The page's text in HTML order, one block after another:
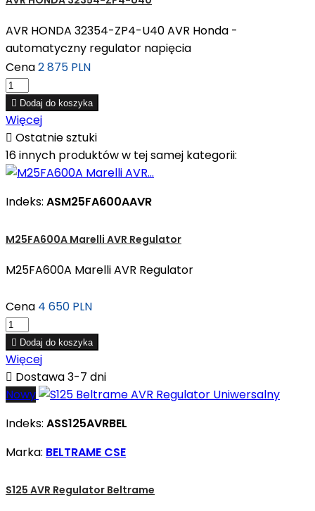
AVR HONDA 32354-ZP4-U40 AVR Honda -
automatyczny regulator napięcia
Cena2 875 PLN
 Dodaj do koszyka
Więcej
 Ostatnie sztuki
16 innych produktów w tej samej kategorii:
Indeks: ASM25FA600AAVR
M25FA600A Marelli AVR Regulator
M25FA600A Marelli AVR Regulator
Cena 4 650 PLN
 Dodaj do koszyka
Więcej
 Dostawa 3-7 dni
Nowy
Indeks: ASS125AVRBEL
Marka: BELTRAME CSE
S125 AVR Regulator Beltrame